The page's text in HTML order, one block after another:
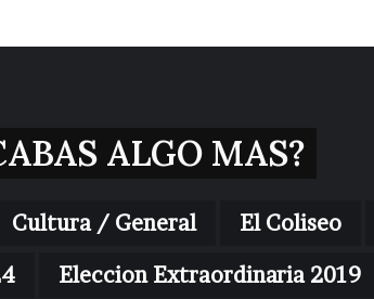
ALGO MAS?
Cultura / General El Coliseo
Eleccion Extraordinaria 2019